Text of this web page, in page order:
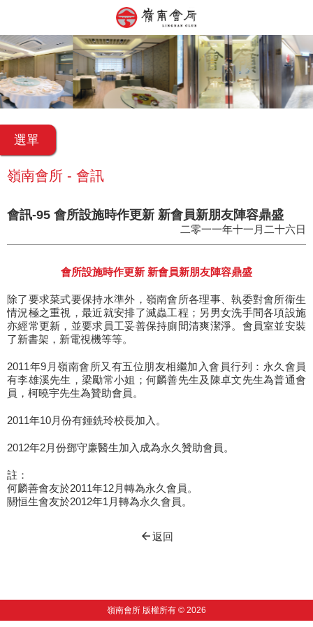
選單
嶺南會所 - 會訊
會訊-95 會所設施時作更新 新會員新朋友陣容鼎盛
二零一一年十一月二十六日
會所設施時作更新 新會員新朋友陣容鼎盛
除了要求菜式要保持水準外，嶺南會所各理事、執委對會所衞生
情況極之重視，最近就安排了滅蟲工程；另男女洗手間各項設施
亦經常更新，並要求員工妥善保持廁間清爽潔淨。會員室並安裝
了新書架，新電視機等等。
2011年9月嶺南會所又有五位朋友相繼加入會員行列：永久會員
有李雄溪先生，梁勵常小姐；何麟善先生及陳卓文先生為普通會
員，柯曉宇先生為贊助會員。
2011年10月份有鍾銑玲校長加入。
2012年2月份鄧守廉醫生加入成為永久贊助會員。
註：
何麟善會友於2011年12月轉為永久會員。
關恒生會友於2012年1月轉為永久會員。
arrow_back返回
嶺南會所 版權所有 © 2026